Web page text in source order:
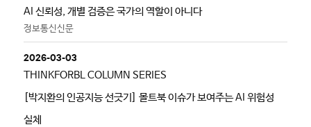
AI 신뢰성, 개별 검증은 국가의 역할이 아니다
정보통신신문
2026-03-03
THINKFORBL COLUMN SERIES
[박지환의 인공지능 선긋기] 몰트북 이슈가 보여주는 AI 위험성
실체